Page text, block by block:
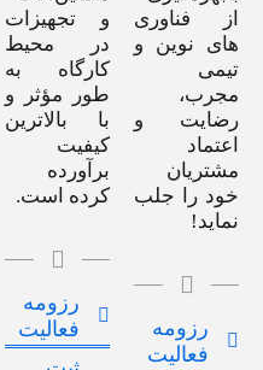
از فناوری
های نوین و
تیمی
مجرب،
رضایت و
اعتماد
مشتریان
خود را جلب
نماید!
رزومه
فعالیت
و تجهیزات
در محیط
کارگاه به
طور مؤثر و
با بالاترین
کیفیت
برآورده
کرده است.
رزومه
فعالیت